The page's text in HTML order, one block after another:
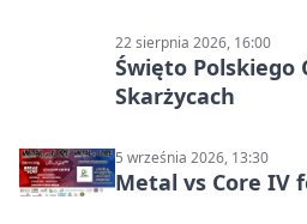
22 sierpnia 2026, 16:00
Święto Polskiego
Skarżycach
5 września 2026, 13:30
Metal vs Core IV